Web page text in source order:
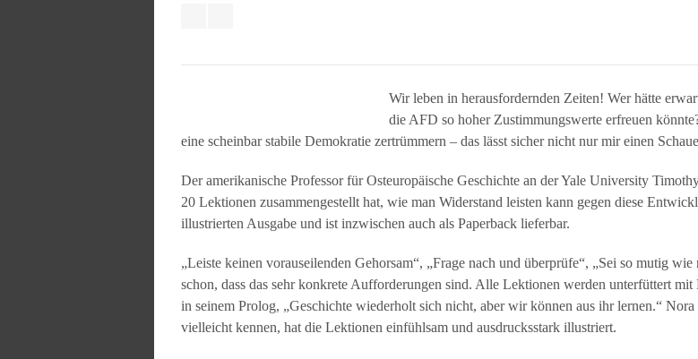
Wir leben in herausfordernden Zeiten! Wer hätte
die AFD so hoher Zustimmungswerte erfreuen
eine scheinbar stabile Demokratie zertrümmern – das lässt sicher nicht nur mir einen
Der amerikanische Professor für Osteuropäische Geschichte an der Yale University
20 Lektionen zusammengestellt hat, wie man Widerstand leisten kann gegen diese
illustrierten Ausgabe und ist inzwischen auch als Paperback lieferbar.
„Leiste keinen vorauseilenden Gehorsam“, „Frage nach und überprüfe“, „Sei so mutig
schon, dass das sehr konkrete Aufforderungen sind. Alle Lektionen werden unterfüttert
in seinem Prolog, „Geschichte wiederholt sich nicht, aber wir können aus ihr lernen.“
vielleicht kennen, hat die Lektionen einfühlsam und ausdrucksstark illustriert.